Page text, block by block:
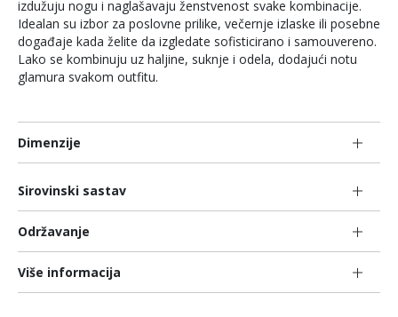
izdužuju nogu i naglašavaju ženstvenost svake kombinacije.
Idealan su izbor za poslovne prilike, večernje izlaske ili posebne
događaje kada želite da izgledate sofisticirano i samouvereno.
Lako se kombinuju uz haljine, suknje i odela, dodajući notu
glamura svakom outfitu.
Dimenzije
Sirovinski sastav
Održavanje
Više informacija